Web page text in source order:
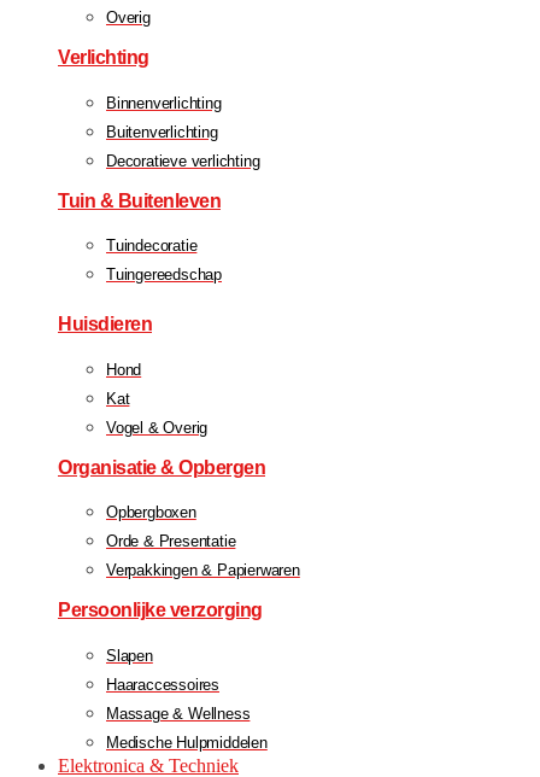
Overig
Verlichting
Binnenverlichting
Buitenverlichting
Decoratieve verlichting
Tuin & Buitenleven
Tuindecoratie
Tuingereedschap
Huisdieren
Hond
Kat
Vogel & Overig
Organisatie & Opbergen
Opbergboxen
Orde & Presentatie
Verpakkingen & Papierwaren
Persoonlijke verzorging
Slapen
Haaraccessoires
Massage & Wellness
Medische Hulpmiddelen
Elektronica & Techniek